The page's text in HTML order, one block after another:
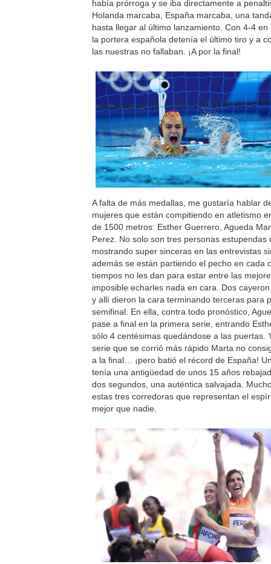
había prórroga y se iba directamente a
Holanda marcaba, España marcaba, una
hasta llegar al último lanzamiento. Con 4-4 en
la portera española detenía el último tiro y a
las nuestras no fallaban. ¡A por la final!
A falta de más medallas, me gustaría hablar
mujeres que están compitiendo en atletismo
de 1500 metros: Esther Guerrero, Agueda
Perez. No solo son tres personas estupendas
mostrando super sinceras en las entrevistas
además se están partiendo el pecho en cada
tiempos no les dan para estar entre las
imposible echarles nada en cara. Dos
y allí dieron la cara terminando terceras para
semifinal. En ella, contra todo pronóstico,
pase a final en la primera serie, entrando
sólo 4 centésimas quedándose a las puertas.
serie que se corrió más rápido Marta no
a la final… ¡pero batió el récord de España!
tenía una antigüedad de unos 15 años
dos segundos, una auténtica salvajada.
estas tres corredoras que representan el
mejor que nadie.